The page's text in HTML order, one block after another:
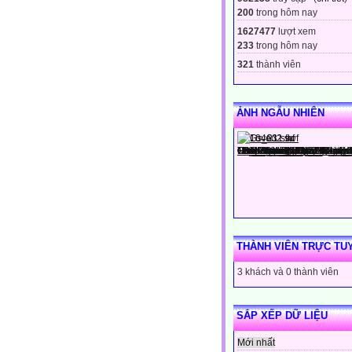
200 trong hôm nay
1627477 lượt xem
233 trong hôm nay
321 thành viên
ẢNH NGẪU NHIÊN
THÀNH VIÊN TRỰC
3 khách và 0 thành viên
SẮP XẾP DỮ LIỆU
Mới nhất